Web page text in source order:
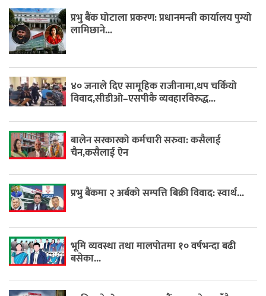
प्रभु बैंक घोटाला प्रकरण: प्रधानमन्त्री कार्यालय पुग्यो
लामिछाने...
४० जनाले दिए सामूहिक राजीनामा,थप चर्कियो
विवाद,सीडीओ–एसपीकै व्यवहारविरुद्ध...
बालेन सरकारको कर्मचारी सरुवा: कसैलाई
चैन,कसैलाई ऐन
प्रभु बैंकमा २ अर्बको सम्पत्ति बिक्री विवाद: स्वार्थ...
भूमि व्यवस्था तथा मालपोतमा १० वर्षभन्दा बढी
बसेका...